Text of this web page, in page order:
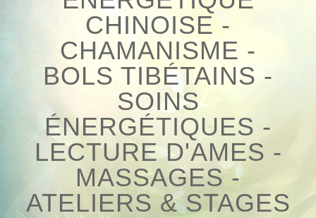
CHINOISE -
CHAMANISME -
BOLS TIBÉTAINS -
SOINS
ÉNERGÉTIQUES -
LECTURE D'AMES -
MASSAGES -
ATELIERS & STAGES